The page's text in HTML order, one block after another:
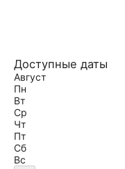
Доступные даты
Август
Пн
Вт
Ср
Чт
Пт
Сб
Вс